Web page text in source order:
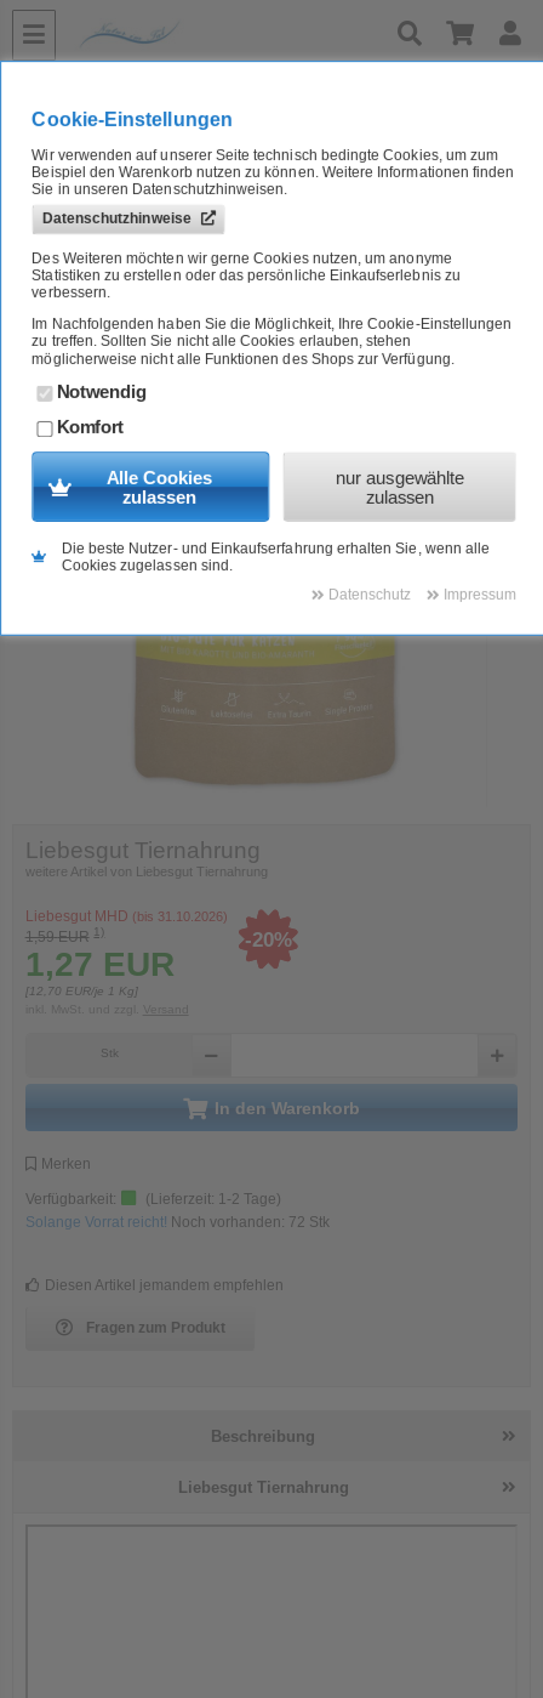
Haltb. bis 09/26 Bio Pute mit Karotte und Amaranth Katze Nass-Alleinfutter 100g Liebesgut
Haltb. bis 09/26 Bio Pute mit Karotte und Amaranth Katze Nass-
Alleinfutter 100g Liebesgut
NEU
Artikel-Nr.:6167065221AE
Liebesgut Tiernahrung
weitere Artikel von Liebesgut Tiernahrung
Liebesgut MHD (bis 31.10.2026)
1,59 EUR 1)
1,27 EUR
-20%
[12,70 EUR/je 1 Kg]
inkl. MwSt.
Stk
in den Warenkorb
Merken
Verfügbarkeit: (Lieferzeit: 1-2 Tage)
Solange Vorrat reicht! Noch vorhanden: 72 Stk
Diesen Artikel jemandem empfehlen
Fragen zum Produkt
Beschreibung
Liebesgut Tiernahrung
Cookie-Einstellungen
Wir verwenden auf unserer Seite technisch bedingte Cookies, um zum
Beispiel den Warenkorb nutzen zu können. Weitere Informationen finden
Sie in unseren Datenschutzhinweisen.
Datenschutzhinweise
Des Weiteren möchten wir gerne Cookies nutzen, um anonyme
Statistiken zu erstellen oder das persönliche Einkaufserlebnis zu
verbessern.
Im Nachfolgenden haben Sie die Möglichkeit, Ihre Cookie-Einstellungen
zu treffen. Sollten Sie nicht alle Cookies erlauben, stehen
möglicherweise nicht alle Funktionen des Shops zur Verfügung.
Notwendig
Komfort
Alle Cookies
zulassen
nur ausgewählte
zulassen
Die beste Nutzer- und Einkaufserfahrung erhalten Sie, wenn alle
Cookies zugelassen sind.
Datenschutz Impressum